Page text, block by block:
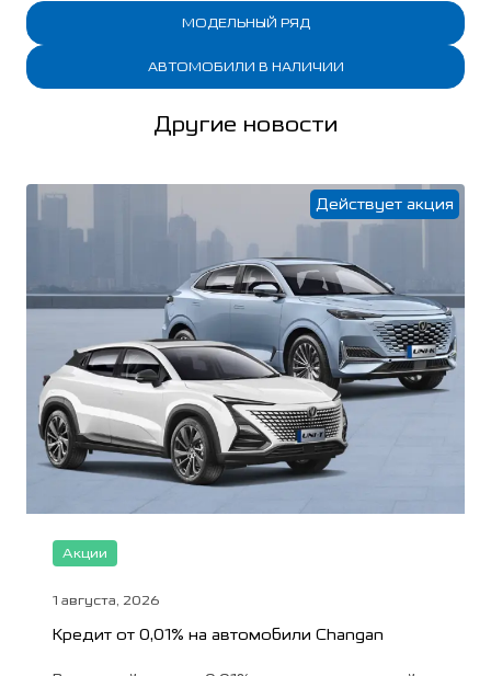
МОДЕЛЬНЫЙ РЯД
АВТОМОБИЛИ В НАЛИЧИИ
Другие новости
Действует акция
Акции
1 августа, 2026
Кредит от 0,01% на автомобили Changan